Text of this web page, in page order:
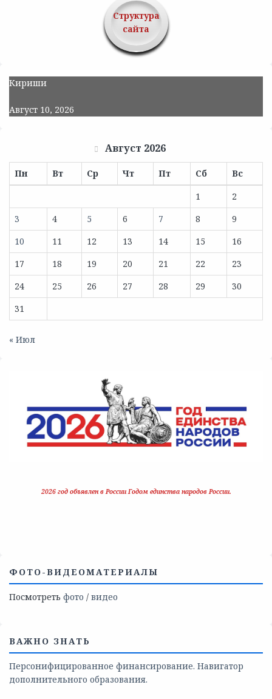
Структура
сайта
Кириши
Август 10, 2026
Август 2026
Пн Вт Ср Чт Пт Сб
Вс
1
2
3
4 5 6 7 8
9
10
11 12 13 14 15
16
17
18 19 20 21 22
23
24
25 26 27 28 29
30
31
« Июл
2026 год объявлен в России Годом единства народов России.
ФОТО-ВИДЕОМАТЕРИАЛЫ
Посмотреть фото / видео
ВАЖНО ЗНАТЬ
Персонифицированное финансирование. Навигатор
дополнительного образования.